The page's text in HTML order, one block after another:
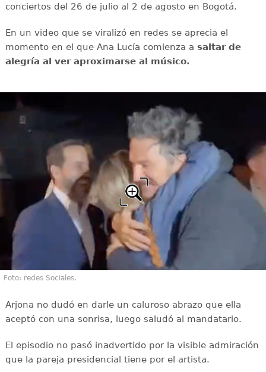
conciertos del 26 de julio al 2 de agosto en Bogotá.
En un video que se viralizó en redes se aprecia el
momento en el que Ana Lucía comienza a saltar de
alegría al ver aproximarse al músico.
Foto: redes Sociales.
Arjona no dudó en darle un caluroso abrazo que ella
aceptó con una sonrisa, luego saludó al mandatario.
El episodio no pasó inadvertido por la visible admiración
que la pareja presidencial tiene por el artista.